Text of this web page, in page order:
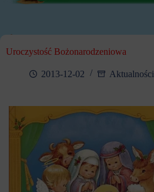
Uroczystość Bożonarodzeniowa
2013-12-02 Aktualności